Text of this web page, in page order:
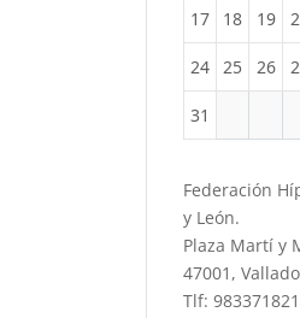
17 18 19
24 25 26
31
Federación
y León.
Plaza Martí y
47001,
Tlf: